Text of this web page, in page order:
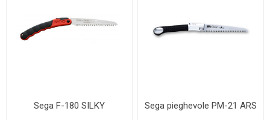
Sega F-180 SILKY Sega pieghevole PM-21 ARS